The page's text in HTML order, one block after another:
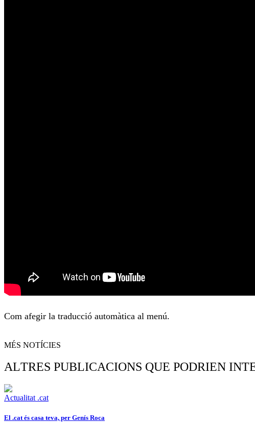
Com afegir la traducció automàtica al menú.
MÉS NOTÍCIES
ALTRES PUBLICACIONS QUE PODRIEN
Actualitat .cat
El .cat és casa teva, per Genís Roca